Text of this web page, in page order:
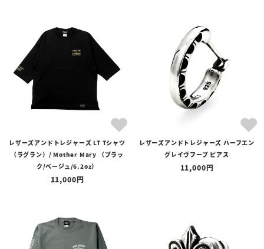
レザーズアンドトレジャーズ LT Tシャツ
（ラグラン）/ Mother Mary （ブラッ
ク/ベージュ/6.2oz）
11,000
レザーズアンドトレジャーズ ハーフエン
グレイヴフープ ピアス
11,000